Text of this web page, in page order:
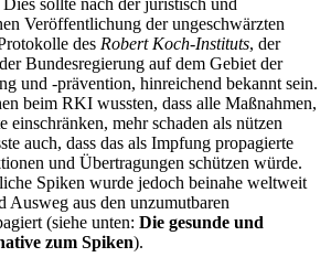
Veröffentlichung der ungeschwärzten
des Robert Koch-Instituts, der
Bundesregierung auf dem Gebiet der
und -prävention, hinreichend bekannt sein.
beim RKI wussten, dass alle Maßnahmen,
einschränken, mehr schaden als nützen
auch, dass das als Impfung propagierte
und Übertragungen schützen würde.
Spiken wurde jedoch beinahe weltweit
Ausweg aus den unzumutbaren
(siehe unten: Die gesunde und
zum Spiken).